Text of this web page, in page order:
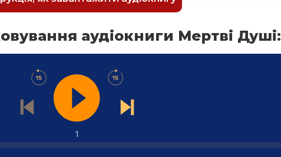
аудіокниги Мертві Душі:
1